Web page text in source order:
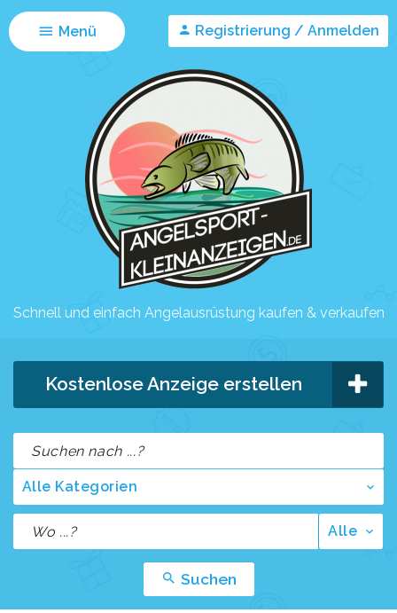
Menü Registrierung / Anmelden
Schnell und einfach Angelausrüstung kaufen & verkaufen
Kostenlose Anzeige erstellen
Alle Kategorien
Alle
Suchen